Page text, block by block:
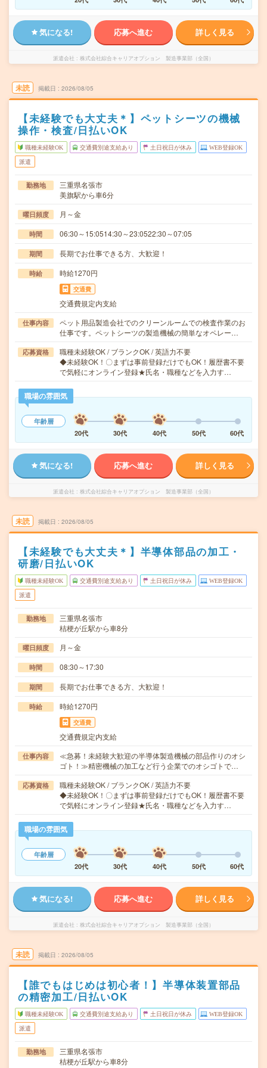
気になる! 応募へ進む 詳しく見る
派遣会社 株式会社綜合キャリアオプション 製造事業部（全国）
未読 掲載日 2026/08/05
【未経験でも大丈夫＊】ペットシーツの機械
操作・検査/日払いOK
職種未経験OK 交通費別途支給あり 土日祝日が休み WEB登録OK
派遣
勤務地
三重県名張市
美旗駅から車6分
曜日頻度 月～金
時間 06:30～15:0514:30～23:0522:30～07:05
期間 長期でお仕事できる方、大歓迎！
時給 時給1270円
交通費
交通費規定内支給
仕事内容
ペット用品製造会社でのクリーンルームでの検査作業のお
仕事です。ペットシーツの製造機械の簡単なオペレー…
応募資格
職種未経験OK / ブランクOK / 英語力不要
◆未経験OK！〇まずは事前登録だけでもOK！履歴書不要
で気軽にオンライン登録★氏名・職種などを入力す…
職場の雰囲気
年齢層
20代
30代 40代 50代 60代
気になる! 応募へ進む 詳しく見る
派遣会社 株式会社綜合キャリアオプション 製造事業部（全国）
未読 掲載日 2026/08/05
【未経験でも大丈夫＊】半導体部品の加工・
研磨/日払いOK
職種未経験OK 交通費別途支給あり 土日祝日が休み WEB登録OK
派遣
勤務地
三重県名張市
桔梗が丘駅から車8分
曜日頻度 月～金
時間 08:30～17:30
期間 長期でお仕事できる方、大歓迎！
時給 時給1270円
交通費
交通費規定内支給
仕事内容
≪急募！未経験大歓迎の半導体製造機械の部品作りのオシ
ゴト！≫精密機械の加工など行う企業でのオシゴトで…
応募資格
職種未経験OK / ブランクOK / 英語力不要
◆未経験OK！〇まずは事前登録だけでもOK！履歴書不要
で気軽にオンライン登録★氏名・職種などを入力す…
職場の雰囲気
年齢層
20代
30代 40代 50代 60代
気になる! 応募へ進む 詳しく見る
派遣会社 株式会社綜合キャリアオプション 製造事業部（全国）
未読 掲載日 2026/08/05
【誰でもはじめは初心者！】半導体装置部品
の精密加工/日払いOK
職種未経験OK 交通費別途支給あり 土日祝日が休み WEB登録OK
派遣
勤務地
三重県名張市
桔梗が丘駅から車8分